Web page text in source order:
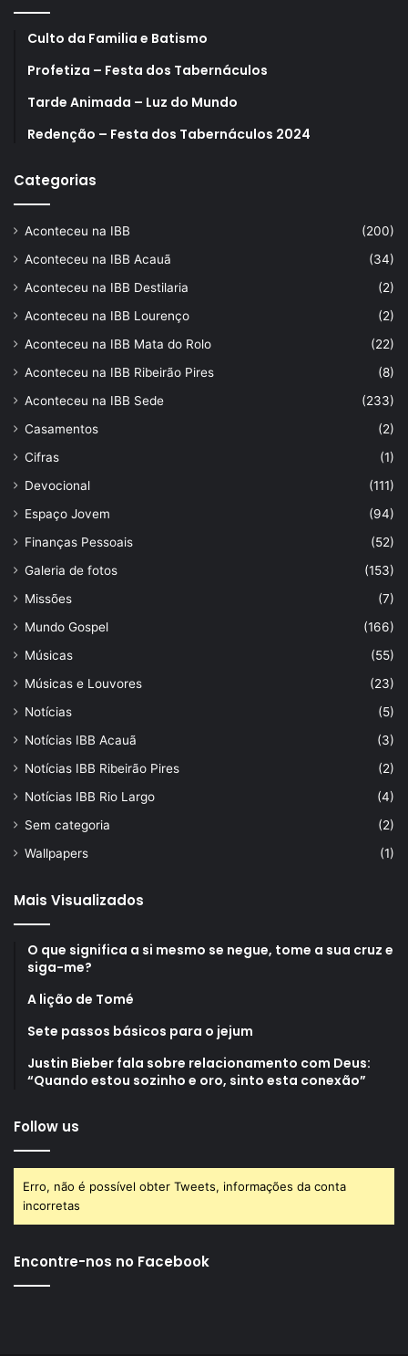
Culto da Familia e Batismo
Profetiza – Festa dos Tabernáculos
Tarde Animada – Luz do Mundo
Redenção – Festa dos Tabernáculos 2024
Categorias
Aconteceu na IBB
(200)
Aconteceu na IBB Acauã
(34)
Aconteceu na IBB Destilaria
(2)
Aconteceu na IBB Lourenço
(2)
Aconteceu na IBB Mata do Rolo
(22)
Aconteceu na IBB Ribeirão Pires
(8)
Aconteceu na IBB Sede
(233)
Casamentos
(2)
Cifras
(1)
Devocional
(111)
Espaço Jovem
(94)
Finanças Pessoais
(52)
Galeria de fotos
(153)
Missões
(7)
Mundo Gospel
(166)
Músicas
(55)
Músicas e Louvores
(23)
Notícias
(5)
Notícias IBB Acauã
(3)
Notícias IBB Ribeirão Pires
(2)
Notícias IBB Rio Largo
(4)
Sem categoria
(2)
Wallpapers
(1)
Mais Visualizados
O que significa a si mesmo se negue, tome a sua cruz e
siga-me?
A lição de Tomé
Sete passos básicos para o jejum
Justin Bieber fala sobre relacionamento com Deus:
“Quando estou sozinho e oro, sinto esta conexão”
Follow us
Erro, não é possível obter Tweets, informações da conta
incorretas
Encontre-nos no Facebook